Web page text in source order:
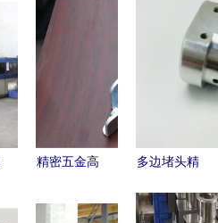
精密五金高
件 电子电
多边堵头精
CNC车铣一